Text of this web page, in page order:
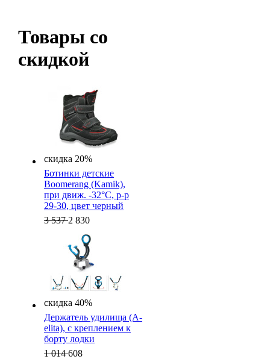
Товары со
скидкой
скидка 20%
Ботинки детские
Boomerang (Kamik),
при движ. -32°C, р-р
29-30, цвет черный
3 5372 830
скидка 40%
Держатель удилища (A-
elita), с креплением к
борту лодки
1 014608